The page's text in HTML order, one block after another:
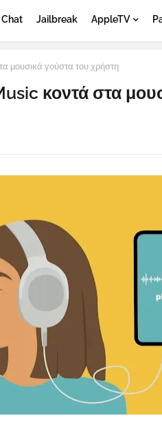
Chat Jailbreak AppleTV
μουσικά γούστα του χρήστη
κοντά στα